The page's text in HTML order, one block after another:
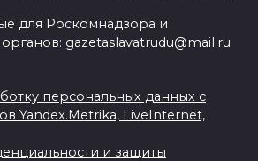
для Роскомнадзора и
gazetaslavatrudu@mail.ru
персональных данных с
Yandex.Metrika, LiveInternet,
и защиты